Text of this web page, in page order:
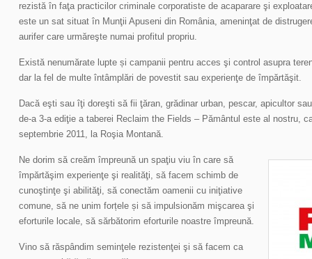
rezistă în faţa practicilor criminale corporatiste de acaparare şi
este un sat situat în Munţii Apuseni din România, ameninţat de
aurifer care urmăreşte numai profitul propriu.
Există nenumărate lupte și campanii pentru acces şi control asupra
dar la fel de multe întâmplări de povestit sau experienţe de împărtăşit.
Dacă eşti sau îţi doreşti să fii ţăran, grădinar urban, pescar, apicultor
de-a 3-a ediţie a taberei Reclaim the Fields – Pământul este al nostru,
septembrie 2011, la Roşia Montană.
Ne dorim să creăm împreună un spaţiu viu în care să
împărtăşim experienţe şi realităţi, să facem schimb de
cunoştinţe şi abilităţi, să conectăm oamenii cu iniţiative
comune, să ne unim forțele și să impulsionăm mişcarea şi
eforturile locale, să sărbătorim eforturile noastre împreună.
Vino să răspândim seminţele rezistenţei şi să facem ca